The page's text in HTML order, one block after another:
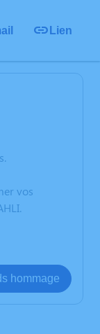
Lien
vos
hommage